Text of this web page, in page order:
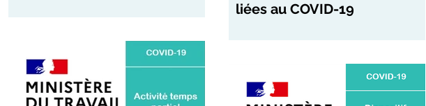
liées au COVID-19